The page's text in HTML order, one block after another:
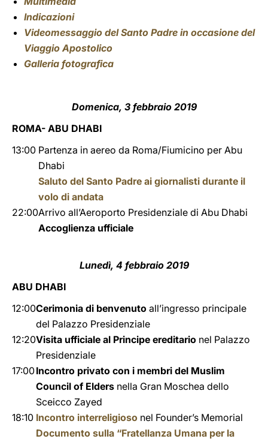
Indicazioni
Videomessaggio del Santo Padre in occasione del
Viaggio Apostolico
Galleria fotografica
Domenica, 3 febbraio 2019
ROMA- ABU DHABI
13:00 Partenza in aereo da Roma/Fiumicino per Abu
Dhabi
Saluto del Santo Padre ai giornalisti durante il
volo di andata
22:00Arrivo all’Aeroporto Presidenziale di Abu Dhabi
Accoglienza ufficiale
Lunedì, 4 febbraio 2019
ABU DHABI
12:00Cerimonia di benvenuto all’ingresso principale
del Palazzo Presidenziale
12:20Visita ufficiale al Principe ereditario nel Palazzo
Presidenziale
17:00Incontro privato con i membri del Muslim
Council of Elders nella Gran Moschea dello
Sceicco Zayed
18:10 Incontro interreligioso nel Founder’s Memorial
Documento sulla “Fratellanza Umana per la